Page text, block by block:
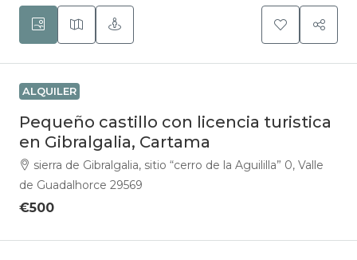
ALQUILER
Pequeño castillo con licencia turistica
en Gibralgalia, Cartama
sierra de Gibralgalia, sitio “cerro de la Aguililla” 0, Valle
de Guadalhorce 29569
€500